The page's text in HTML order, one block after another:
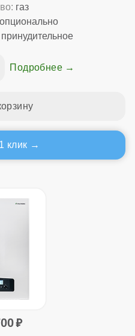
газ
опционально
принудительное
Подробнее
клик